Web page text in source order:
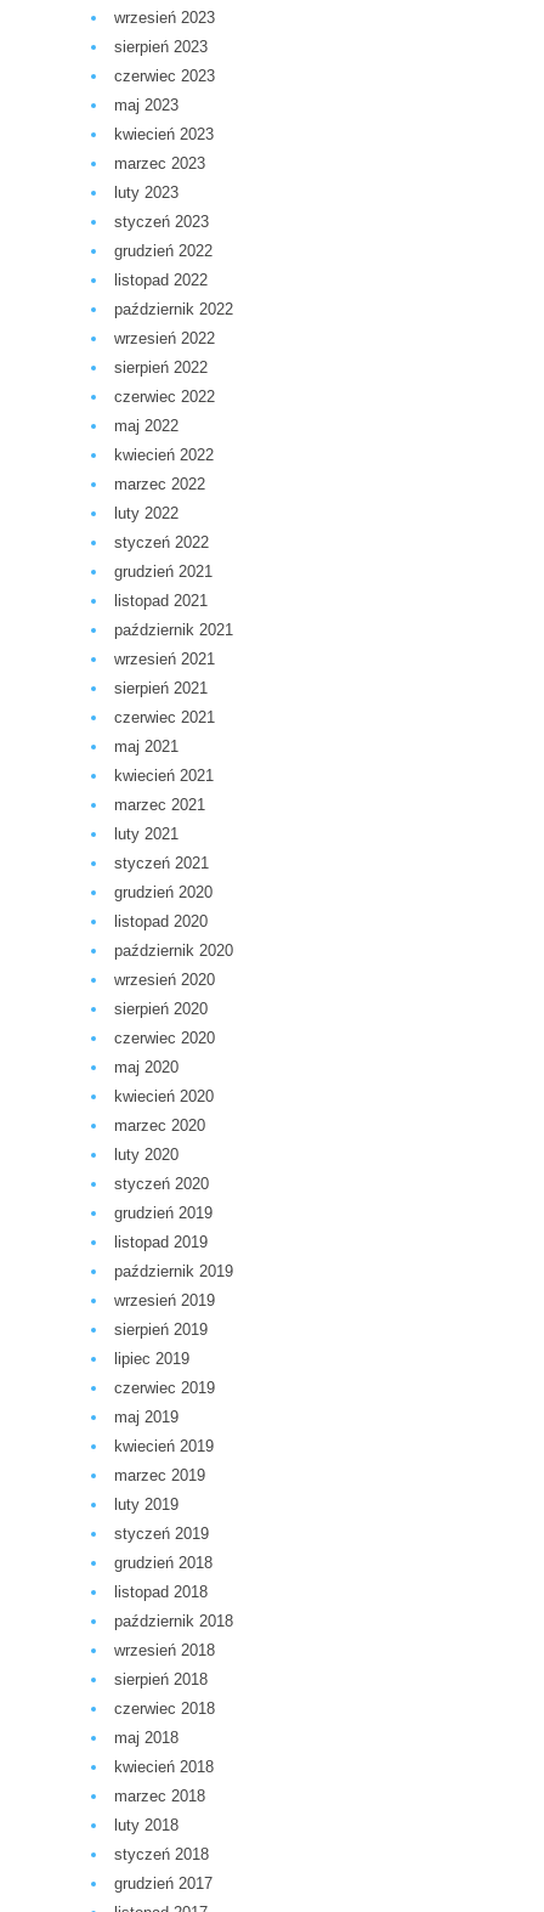
wrzesień 2023
sierpień 2023
czerwiec 2023
maj 2023
kwiecień 2023
marzec 2023
luty 2023
styczeń 2023
grudzień 2022
listopad 2022
październik 2022
wrzesień 2022
sierpień 2022
czerwiec 2022
maj 2022
kwiecień 2022
marzec 2022
luty 2022
styczeń 2022
grudzień 2021
listopad 2021
październik 2021
wrzesień 2021
sierpień 2021
czerwiec 2021
maj 2021
kwiecień 2021
marzec 2021
luty 2021
styczeń 2021
grudzień 2020
listopad 2020
październik 2020
wrzesień 2020
sierpień 2020
czerwiec 2020
maj 2020
kwiecień 2020
marzec 2020
luty 2020
styczeń 2020
grudzień 2019
listopad 2019
październik 2019
wrzesień 2019
sierpień 2019
lipiec 2019
czerwiec 2019
maj 2019
kwiecień 2019
marzec 2019
luty 2019
styczeń 2019
grudzień 2018
listopad 2018
październik 2018
wrzesień 2018
sierpień 2018
czerwiec 2018
maj 2018
kwiecień 2018
marzec 2018
luty 2018
styczeń 2018
grudzień 2017